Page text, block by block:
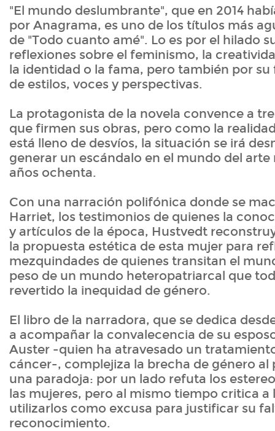
"El mundo deslumbrante", que en 2014
por Anagrama, es uno de los títulos más
de "Todo cuanto amé". Lo es por el hilado
reflexiones sobre el feminismo, la
la identidad o la fama, pero también por
de estilos, voces y perspectivas.
La protagonista de la novela convence a
que firmen sus obras, pero como la
está lleno de desvíos, la situación se irá
generar un escándalo en el mundo del
años ochenta.
Con una narración polifónica donde se
Harriet, los testimonios de quienes la
y artículos de la época, Hustvedt
la propuesta estética de esta mujer para
mezquindades de quienes transitan el
peso de un mundo heteropatriarcal que
revertido la inequidad de género.
El libro de la narradora, que se dedica
a acompañar la convalecencia de su
Auster -quien ha atravesado un
cáncer-, complejiza la brecha de género al
una paradoja: por un lado refuta los
las mujeres, pero al mismo tiempo critica
utilizarlos como excusa para justificar su
reconocimiento.